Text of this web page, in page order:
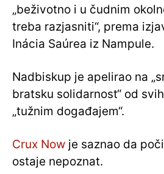
„beživotno i u čudnim
treba razjasniti“, prema
Inácia Saúrea iz Nampule.
Nadbiskup je apelirao na
bratsku solidarnost“ od
„tužnim događajem“.
Crux Now je saznao da
ostaje nepoznat.